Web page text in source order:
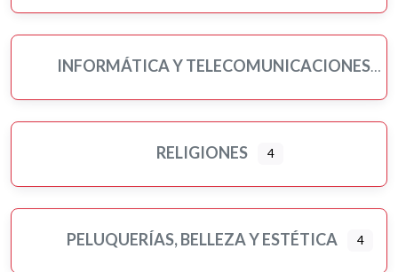
INFORMÁTICA Y TELECOMUNICACIONES
RELIGIONES 4
PELUQUERÍAS, BELLEZA Y ESTÉTICA 4